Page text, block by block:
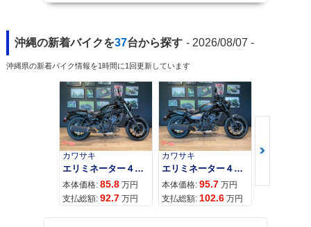
沖縄の新着バイクを37台から探す - 2026/08/07 -
沖縄県の新着バイク情報を1時間に1回更新しています
カワサキ
エリミネーター４００
本体価格: 85.8 万円
支払総額: 92.7 万円
カワサキ
エリミネーター４００ＳＥ
本体価格: 95.7 万円
支払総額: 102.6 万円
カワサキ
本体価格: